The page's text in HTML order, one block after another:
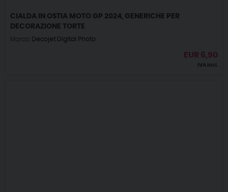
CIALDA IN OSTIA MOTO GP 2024, GENERICHE PER
DECORAZIONE TORTE
Marca: Decojet Digital Photo
EUR 6,90
IVA incl.